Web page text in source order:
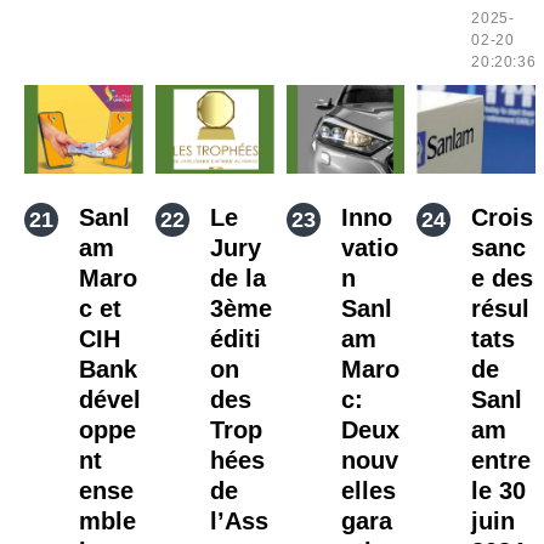
2025-
02-20
20:20:36
Sanl
am
Maro
c et
CIH
Bank
dével
oppe
nt
ense
mble
Le
Jury
de la
3ème
éditi
on
des
Trop
hées
de
l’Ass
Inno
vatio
n
Sanl
am
Maro
c:
Deux
nouv
elles
gara
Crois
sanc
e des
résul
tats
de
Sanl
am
entre
le 30
juin